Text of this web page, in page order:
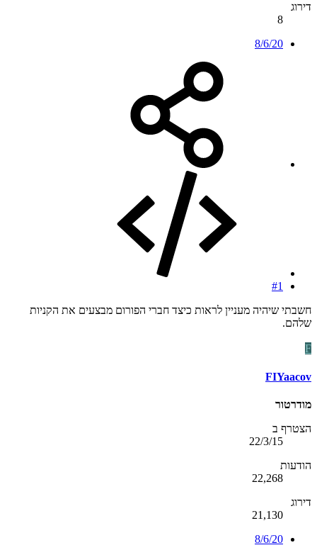
דירוג
8
8/6/20
#1
חשבתי שיהיה מעניין לראות כיצד חברי הפורום מבצעים את הקניות
שלהם.
F
FIYaacov
מודרטור
הצטרף ב
22/3/15
הודעות
22,268
דירוג
21,130
8/6/20